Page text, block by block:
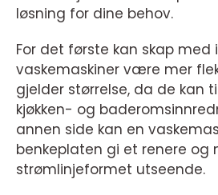
løsning for dine behov.
For det første kan skap med
vaskemaskiner være mer
gjelder størrelse, da de kan
kjøkken- og
annen side kan en
benkeplaten gi et renere og
strømlinjeformet utseende.